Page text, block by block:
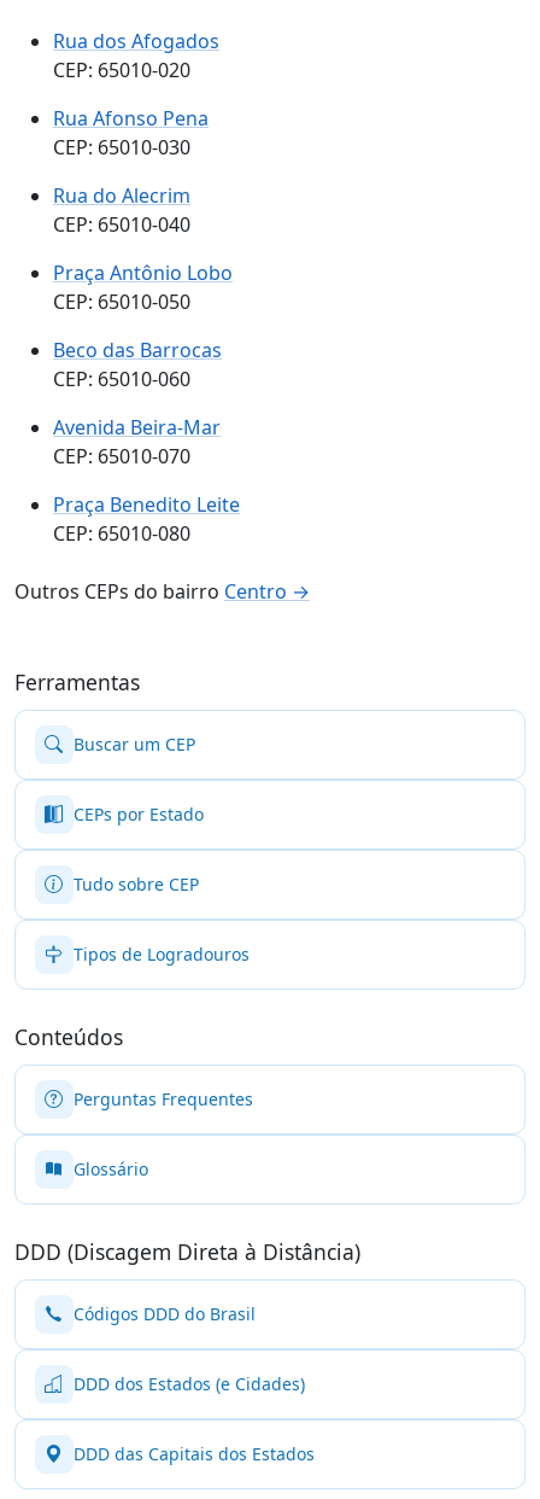
Rua dos Afogados
CEP: 65010-020
Rua Afonso Pena
CEP: 65010-030
Rua do Alecrim
CEP: 65010-040
Praça Antônio Lobo
CEP: 65010-050
Beco das Barrocas
CEP: 65010-060
Avenida Beira-Mar
CEP: 65010-070
Praça Benedito Leite
CEP: 65010-080
Outros CEPs do bairro Centro →
Ferramentas
Buscar um CEP
CEPs por Estado
Tudo sobre CEP
Tipos de Logradouros
Conteúdos
Perguntas Frequentes
Glossário
DDD (Discagem Direta à Distância)
Códigos DDD do Brasil
DDD dos Estados (e Cidades)
DDD das Capitais dos Estados